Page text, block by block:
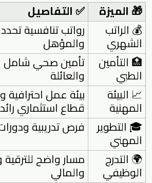
🎁 الميزة
✅ التفاصيل
💰 الراتب
الشهري
رواتب تنافسية
والمؤهل
🏥 التأمين
الطبي
تأمين صحي
والعائلة
📈 البيئة
المهنية
بيئة عمل
قطاع استثماري رائد
🎓 التطوير
المهني
فرص تدريبية
🌍 التدرج
الوظيفي
مسار واضح للترقية
والمالي